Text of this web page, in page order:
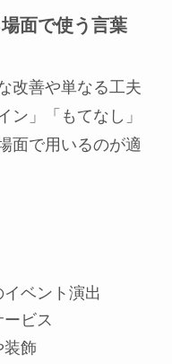
面で使う言葉
改善や単なる工夫
ン」「もてなし」
面で用いるのが適
ベント演出
ビス
装飾